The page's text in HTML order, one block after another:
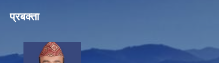
प्रबक्ता